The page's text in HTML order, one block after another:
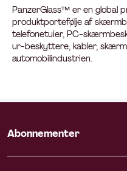
PanzerGlass™ er en global
produktportefølje af
telefonetuier, PC-
ur-beskyttere, kabler,
automobilindustrien.
Abonnementer